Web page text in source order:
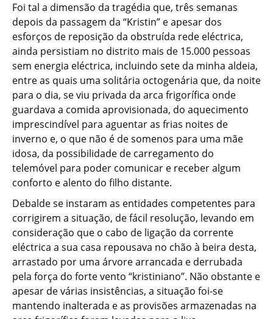
Foi tal a dimensão da tragédia que, três semanas
depois da passagem da “Kristin” e apesar dos
esforços de reposição da obstruída rede eléctrica,
ainda persistiam no distrito mais de 15.000 pessoas
sem energia eléctrica, incluindo sete da minha aldeia,
entre as quais uma solitária octogenária que, da noite
para o dia, se viu privada da arca frigorífica onde
guardava a comida aprovisionada, do aquecimento
imprescindível para aguentar as frias noites de
inverno e, o que não é de somenos para uma mãe
idosa, da possibilidade de carregamento do
telemóvel para poder comunicar e receber algum
conforto e alento do filho distante.
Debalde se instaram as entidades competentes para
corrigirem a situação, de fácil resolução, levando em
consideração que o cabo de ligação da corrente
eléctrica a sua casa repousava no chão à beira desta,
arrastado por uma árvore arrancada e derrubada
pela força do forte vento “kristiniano”. Não obstante e
apesar de várias insistências, a situação foi-se
mantendo inalterada e as provisões armazenadas na